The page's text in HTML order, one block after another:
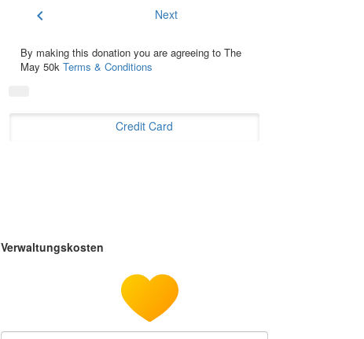
chevron_left Next
By making this donation you are agreeing to The
May 50k Terms & Conditions
Credit Card
Verwaltungskosten